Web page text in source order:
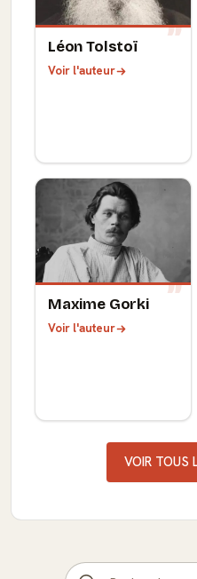
Léon Tolstoï
Voir l'auteur
Maxime Gorki
Voir l'auteur
VOIR TOUS